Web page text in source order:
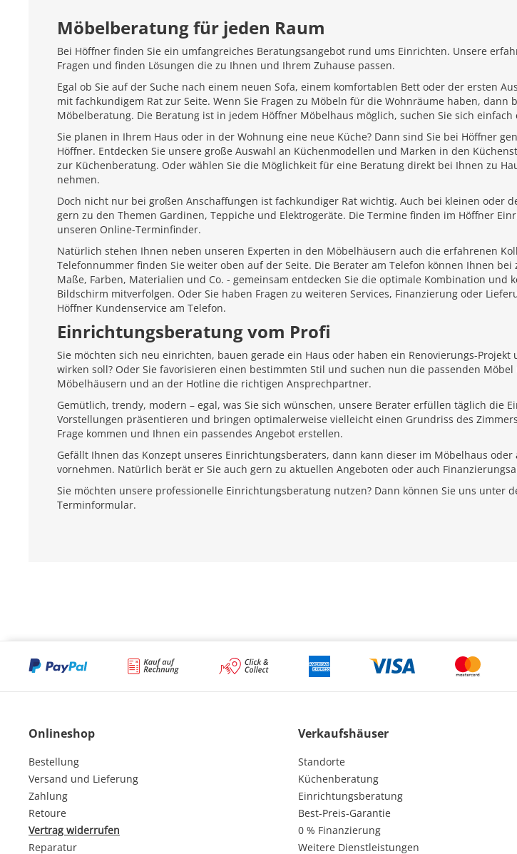
Möbelberatung für jeden Raum
Bei Höffner finden Sie ein umfangreiches Beratungsangebot rund ums Einrichten. Unsere
Fragen und finden Lösungen die zu Ihnen und Ihrem Zuhause passen.
Egal ob Sie auf der Suche nach einem neuen Sofa, einem komfortablen Bett oder der ersten
mit fachkundigem Rat zur Seite. Wenn Sie Fragen zu Möbeln für die Wohnräume haben,
Möbelberatung. Die Beratung ist in jedem Höffner Möbelhaus möglich, suchen Sie sich
Sie planen in Ihrem Haus oder in der Wohnung eine neue Küche? Dann sind Sie bei Höffner
Höffner. Entdecken Sie unsere große Auswahl an Küchenmodellen und Marken in den
zur Küchenberatung. Oder wählen Sie die Möglichkeit für eine Beratung direkt bei Ihnen zu
nehmen.
Doch nicht nur bei großen Anschaffungen ist fachkundiger Rat wichtig. Auch bei kleinen oder
gern zu den Themen Gardinen, Teppiche und Elektrogeräte. Die Termine finden im Höffner
unseren Online-Terminfinder.
Natürlich stehen Ihnen neben unseren Experten in den Möbelhäusern auch die erfahrenen
Telefonnummer finden Sie weiter oben auf der Seite. Die Berater am Telefon können Ihnen
Maße, Farben, Materialien und Co. - gemeinsam entdecken Sie die optimale Kombination
Bildschirm mitverfolgen. Oder Sie haben Fragen zu weiteren Services, Finanzierung oder
Höffner Kundenservice am Telefon.
Einrichtungsberatung vom Profi
Sie möchten sich neu einrichten, bauen gerade ein Haus oder haben ein Renovierungs-
wirken soll? Oder Sie favorisieren einen bestimmten Stil und suchen nun die passenden
Möbelhäusern und an der Hotline die richtigen Ansprechpartner.
Gemütlich, trendy, modern – egal, was Sie sich wünschen, unsere Berater erfüllen täglich die
Vorstellungen präsentieren und bringen optimalerweise vielleicht einen Grundriss des
Frage kommen und Ihnen ein passendes Angebot erstellen.
Gefällt Ihnen das Konzept unseres Einrichtungsberaters, dann kann dieser im Möbelhaus
vornehmen. Natürlich berät er Sie auch gern zu aktuellen Angeboten oder auch
Sie möchten unsere professionelle Einrichtungsberatung nutzen? Dann können Sie uns
Terminformular.
Onlineshop
Bestellung
Versand und Lieferung
Zahlung
Retoure
Vertrag widerrufen
Reparatur
Verkaufshäuser
Standorte
Küchenberatung
Einrichtungsberatung
Best-Preis-Garantie
0 % Finanzierung
Weitere Dienstleistungen